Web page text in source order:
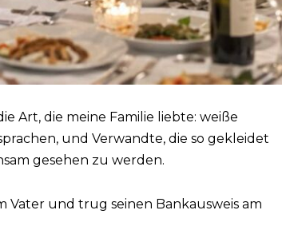
Art, die meine Familie liebte: weiße
und Verwandte, die so gekleidet
gesehen zu werden.
Vater und trug seinen Bankausweis am